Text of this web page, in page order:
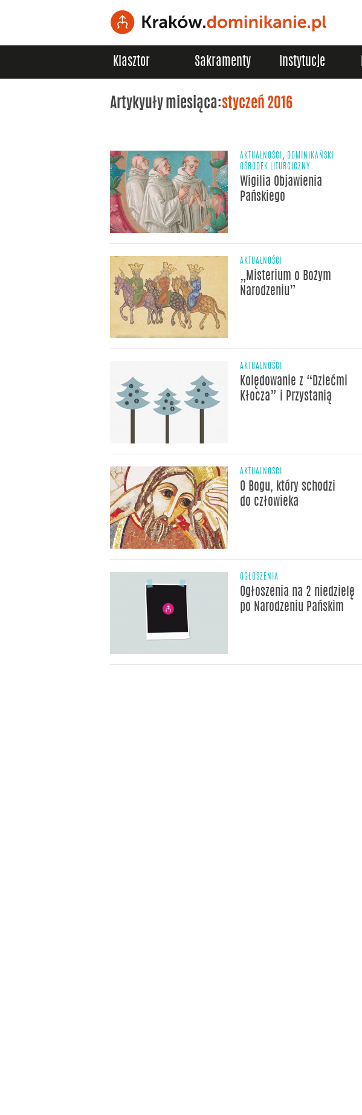
Klasztor Sakramenty Instytucje
Artykyuły miesiąca:styczeń 2016
AKTUALNOŚCI , DOMINIKAŃSKI
OŚRODEK LITURGICZNY
Wigilia Objawienia
Pańskiego
AKTUALNOŚCI
„Misterium o Bożym
Narodzeniu”
AKTUALNOŚCI
Kolędowanie z “Dziećmi
Kłocza” i Przystanią
AKTUALNOŚCI
O Bogu, który schodzi
do człowieka
OGŁOSZENIA
Ogłoszenia na 2 niedzielę
po Narodzeniu Pańskim